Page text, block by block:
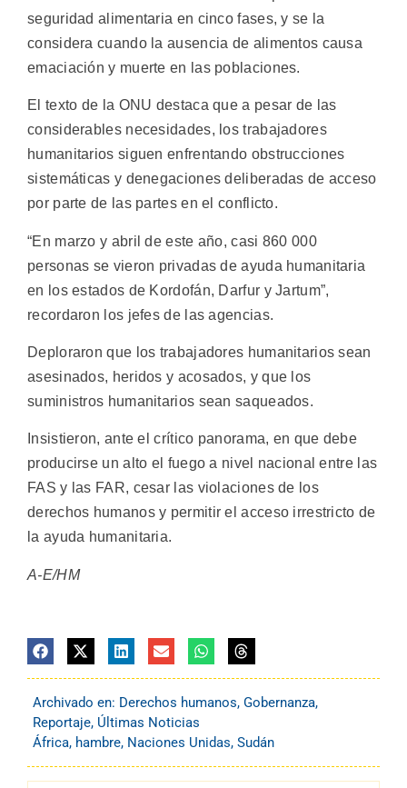
seguridad alimentaria en cinco fases, y se la
considera cuando la ausencia de alimentos causa
emaciación y muerte en las poblaciones.
El texto de la ONU destaca que a pesar de las
considerables necesidades, los trabajadores
humanitarios siguen enfrentando obstrucciones
sistemáticas y denegaciones deliberadas de acceso
por parte de las partes en el conflicto.
“En marzo y abril de este año, casi 860 000
personas se vieron privadas de ayuda humanitaria
en los estados de Kordofán, Darfur y Jartum”,
recordaron los jefes de las agencias.
Deploraron que los trabajadores humanitarios sean
asesinados, heridos y acosados, y que los
suministros humanitarios sean saqueados.
Insistieron, ante el crítico panorama, en que debe
producirse un alto el fuego a nivel nacional entre las
FAS y las FAR, cesar las violaciones de los
derechos humanos y permitir el acceso irrestricto de
la ayuda humanitaria.
A-E/HM
Archivado en: Derechos humanos, Gobernanza,
Reportaje, Últimas Noticias
África, hambre, Naciones Unidas, Sudán